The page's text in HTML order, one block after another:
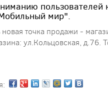
пользователей
мир".
новая точка продажи -
ул.Кольцовская,